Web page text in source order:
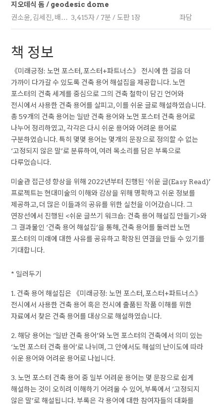
지오데식 돔 / geodesic dome
권소윤, 김세진, 배윤경, 이진, 최병하 3,415자 / 7분 / 도판 1장 좌담
책 정보
《미래긍정: 노먼 포스터, 포스터+파트너스》 전시에 한 걸음 더
가까이 다가갈 수 있도록 건축 용어 해설집을 제공합니다. 노먼
포스터의 건축 세계를 중심으로 그의 건축 철학이 담긴 언어와
전시에서 사용한 건축 용어를 살피고, 이를 쉬운 글로 해설하였습니다.
총 59개의 건축 용어는 일반 건축 용어와 노먼 포스터 건축 용어로
나누어 정리하였고, 각각은 다시 쉬운 용어와 어려운 용어로
구분하였습니다. 특히 몇몇 용어는 몇개의 문장으로 정의할 수 없는
‘고정되지 않은 말’로 분류하여, 여러 목소리를 담은 부록으로
다루었습니다.
미술관 접근성 향상을 위해 2022년부터 진행된 ‘쉬운 글(Easy Read)’
프로젝트는 현대미술의 이해와 감상을 위해 명확하고 쉬운 정보를
제공하고, 더 많은 이들과의 공유를 위한 실천을 이어갔습니다. 그
연장선에서 진행된 <쉬운 글쓰기 워크숍: 건축 용어 해설집 만들기>와
그 결과물인 ‘건축 용어 해설집’을 통해, 건축 용어를 둘러싼 노먼
포스터의 미래에 대한 사유를 공유하고 확장된 연결을 만들 수 있기를
기대합니다.
* 일러두기
1. 건축 용어 해설집은 《미래긍정: 노먼 포스터, 포스터+파트너스》
전시에서 사용한 건축 용어 혹은 전시에 출품된 작품 이해를 위한
자료에서 찾은 건축 용어를 대상으로 해설하였습니다.
2. 해당 용어는 ‘일반 건축 용어’와 노먼 포스터의 건축에서 의미 있는
‘노먼 포스터 건축 용어’로 나뉘며, 그 안에서도 해설의 난이도에 따라
쉬운 용어와 어려운 용어로 나뉩니다.
3. 노먼 포스터 건축 용어 중 일부 어려운 용어는 몇 문장으로 쉽게
해설하는 것이 오히려 이해하기 어려울 수 있어, 부록에서 ‘고정되지
않은 말’로 해설됩니다. 부록은 각 용어에 대한 참여자들의 대화를